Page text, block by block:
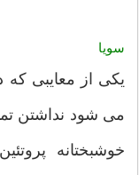
سویا
یکی از معایبی که
می شود نداشتن
خوشبختانه